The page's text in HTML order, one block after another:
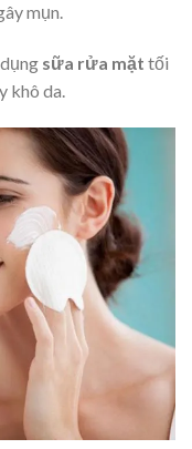
mụn.
sữa rửa mặt tối
khô da.